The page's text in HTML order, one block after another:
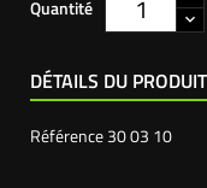
Quantité
DÉTAILS DU PRODUIT
Référence30 03 10